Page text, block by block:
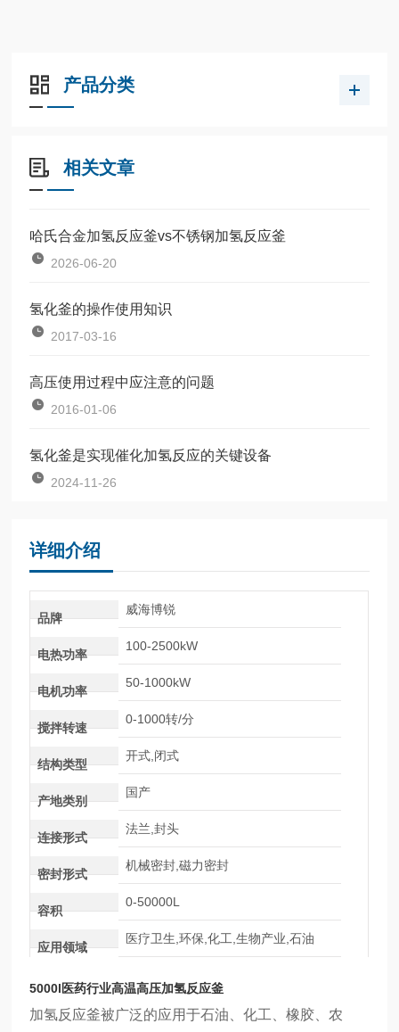
产品分类
相关文章
哈氏合金加氢反应釜vs不锈钢加氢反应釜
2026-06-20
氢化釜的操作使用知识
2017-03-16
高压使用过程中应注意的问题
2016-01-06
氢化釜是实现催化加氢反应的关键设备
2024-11-26
详细介绍
品牌
威海博锐
电热功率
100-2500kW
电机功率
50-1000kW
搅拌转速
0-1000转/分
结构类型
开式,闭式
产地类别
国产
连接形式
法兰,封头
密封形式
机械密封,磁力密封
容积
0-50000L
应用领域
医疗卫生,环保,化工,生物产业,石油
5000l医药行业高温高压加氢反应釜
加氢反应釜被广泛的应用于石油、化工、橡胶、农